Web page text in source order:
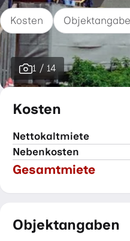
1 / 14
Kosten
Fläche
75.16 m²
Kosten
Nettokaltmiete
Nebenkosten
Gesamtmiete
Objektangaben